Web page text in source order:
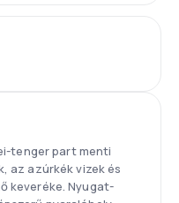
tenger part menti
az azúrkék vizek és
keveréke. Nyugat-